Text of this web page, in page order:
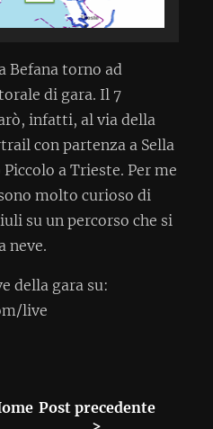
Befana torno ad
di gara. Il 7
infatti, al via della
con partenza a Sella
a Trieste. Per me
molto curioso di
su un percorso che si
neve.
della gara su:
live
Post precedente
>